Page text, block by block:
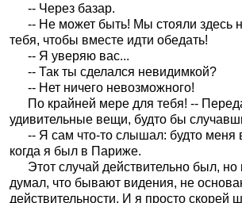
-- Через базар.
-- Не может быть! Мы стояли здесь
тебя, чтобы вместе идти обедать!
-- Я уверяю вас...
-- Так ты сделался невидимкой?
-- Нет ничего невозможного!
По крайней мере для тебя! --
удивительные вещи, будто бы
-- Я сам что-то слышал: будто меня
когда я был в Париже.
Этот случай действительно был, но
думал, что бывают видения, не
действительности. И я просто скорей